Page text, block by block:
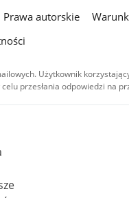
Prawa autorskie
Użytkownik
przesłania odpowiedzi na
audiowizualnych), są
- na tych samych
zdjęcia, materiały audio i wideo,
użycie niekomercyjne -
stwierdzone inaczej.